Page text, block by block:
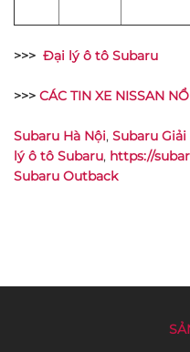
>>> Đại lý ô tô Subaru
>>> CÁC TIN XE NISSAN
Subaru Hà Nội, Subaru
lý ô tô Subaru, https://
Subaru Outback